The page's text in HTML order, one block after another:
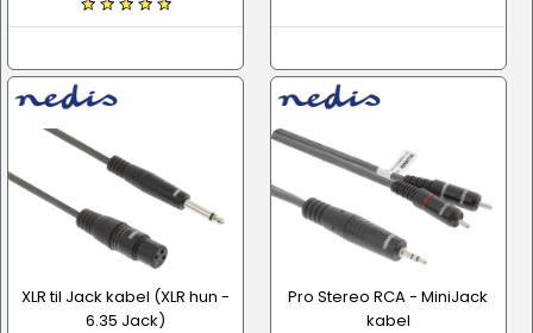
XLR til Jack kabel (XLR hun -
6.35 Jack)
Pro Stereo RCA - MiniJack
kabel